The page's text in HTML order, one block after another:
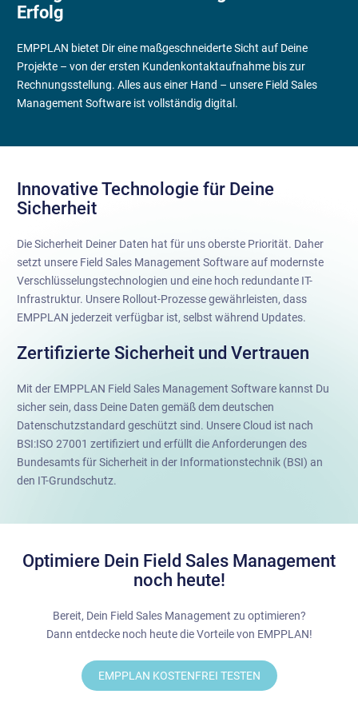
Erfolg
EMPPLAN bietet Dir eine maßgeschneiderte Sicht auf Deine
Projekte – von der ersten Kundenkontaktaufnahme bis zur
Rechnungsstellung. Alles aus einer Hand – unsere Field Sales
Management Software ist vollständig digital.
Innovative Technologie für Deine
Sicherheit
Die Sicherheit Deiner Daten hat für uns oberste Priorität. Daher
setzt unsere Field Sales Management Software auf modernste
Verschlüsselungstechnologien und eine hoch redundante IT-
Infrastruktur. Unsere Rollout-Prozesse gewährleisten, dass
EMPPLAN jederzeit verfügbar ist, selbst während Updates.
Zertifizierte Sicherheit und Vertrauen
Mit der EMPPLAN Field Sales Management Software kannst Du
sicher sein, dass Deine Daten gemäß dem deutschen
Datenschutzstandard geschützt sind. Unsere Cloud ist nach
BSI:ISO 27001 zertifiziert und erfüllt die Anforderungen des
Bundesamts für Sicherheit in der Informationstechnik (BSI) an
den IT-Grundschutz.
Optimiere Dein Field Sales Management
noch heute!
Bereit, Dein Field Sales Management zu optimieren?
Dann entdecke noch heute die Vorteile von EMPPLAN!
EMPPLAN KOSTENFREI TESTEN